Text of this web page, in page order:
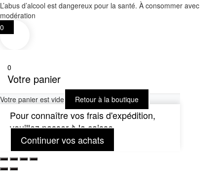
L’abus d’alcool est dangereux pour la santé. À consommer avec
modération
0
0
Votre panier
Votre panier est vide Retour à la boutique
Pour connaître vos frais d'expédition,
veuillez passer à la caisse.
Continuer vos achats